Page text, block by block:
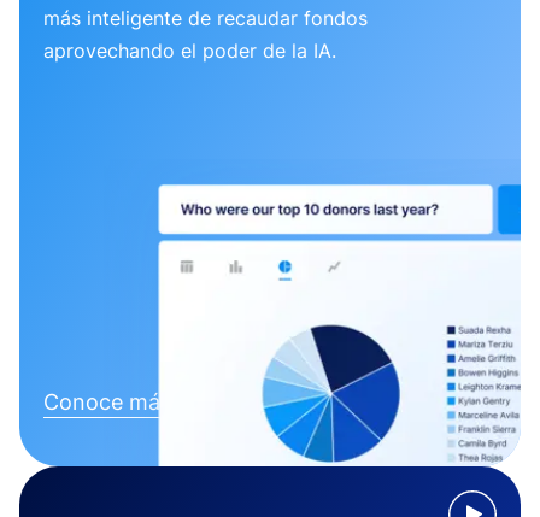
más inteligente de recaudar fondos
aprovechando el poder de la IA.
Conoce más